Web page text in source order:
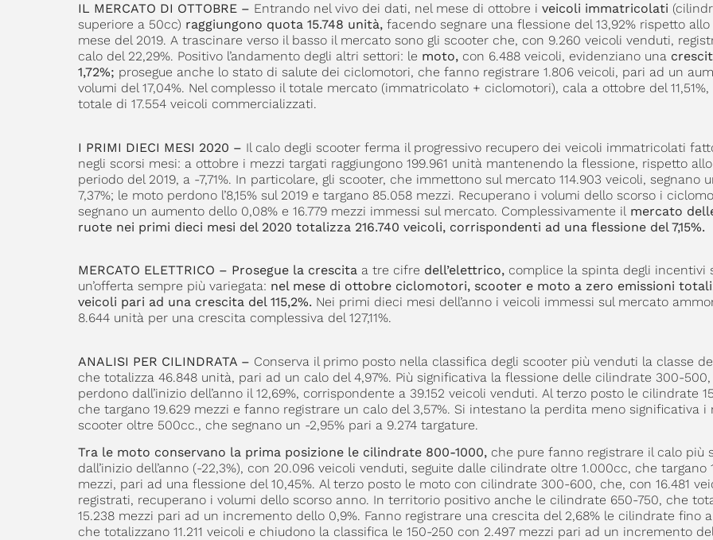
IL MERCATO DI OTTOBRE – Entrando nel vivo dei dati, nel mese di ottobre i veicoli immatricolati
superiore a 50cc) raggiungono quota 15.748 unità, facendo segnare una flessione del 13,92% rispetto allo
mese del 2019. A trascinare verso il basso il mercato sono gli scooter che, con 9.260 veicoli venduti,
calo del 22,29%. Positivo l’andamento degli altri settori: le moto, con 6.488 veicoli, evidenziano una
1,72%; prosegue anche lo stato di salute dei ciclomotori, che fanno registrare 1.806 veicoli, pari ad un
volumi del 17,04%. Nel complesso il totale mercato (immatricolato + ciclomotori), cala a ottobre del
totale di 17.554 veicoli commercializzati.
I PRIMI DIECI MESI 2020 – Il calo degli scooter ferma il progressivo recupero dei veicoli immatricolati
negli scorsi mesi: a ottobre i mezzi targati raggiungono 199.961 unità mantenendo la flessione, rispetto
periodo del 2019, a -7,71%. In particolare, gli scooter, che immettono sul mercato 114.903 veicoli, segnano
7,37%; le moto perdono l’8,15% sul 2019 e targano 85.058 mezzi. Recuperano i volumi dello scorso i
segnano un aumento dello 0,08% e 16.779 mezzi immessi sul mercato. Complessivamente il mercato
ruote nei primi dieci mesi del 2020 totalizza 216.740 veicoli, corrispondenti ad una flessione del 7,15%.
MERCATO ELETTRICO – Prosegue la crescitaa tre cifre dell’elettrico, complice la spinta degli incentivi
un’offerta sempre più variegata: nel mese di ottobre ciclomotori, scooter e moto a zero emissioni
veicoli pari ad una crescita del 115,2%. Nei primi dieci mesi dell’anno i veicoli immessi sul mercato
8.644 unità per una crescita complessiva del 127,11%.
ANALISI PER CILINDRATA – Conserva il primo posto nella classifica degli scooter più venduti la classe
che totalizza 46.848 unità, pari ad un calo del 4,97%. Più significativa la flessione delle cilindrate 300-
perdono dall’inizio dell’anno il 12,69%, corrispondente a 39.152 veicoli venduti. Al terzo posto le cilindrate
che targano 19.629 mezzi e fanno registrare un calo del 3,57%. Si intestano la perdita meno significativa i
scooter oltre 500cc., che segnano un -2,95% pari a 9.274 targature.
Tra le moto conservano la prima posizione le cilindrate 800-1000,che pure fanno registrare il calo più
dall’inizio dell’anno (-22,3%), con 20.096 veicoli venduti, seguite dalle cilindrate oltre 1.000cc, che targano
mezzi, pari ad una flessione del 10,45%. Al terzo posto le moto con cilindrate 300-600, che, con 16.481
registrati, recuperano i volumi dello scorso anno. In territorio positivo anche le cilindrate 650-750, che
15.238 mezzi pari ad un incremento dello 0,9%. Fanno registrare una crescita del 2,68% le cilindrate fino a
che totalizzano 11.211 veicoli e chiudono la classifica le 150-250 con 2.497 mezzi pari ad un incremento